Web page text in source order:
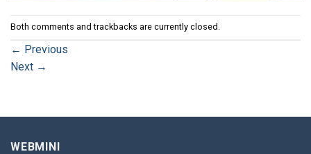
Both comments and trackbacks are currently closed.
← Previous
Next →
WEBMINI